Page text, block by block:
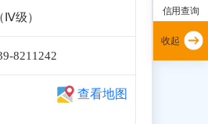
Ⅳ级）
8211242
查看地图
信用查询
收起